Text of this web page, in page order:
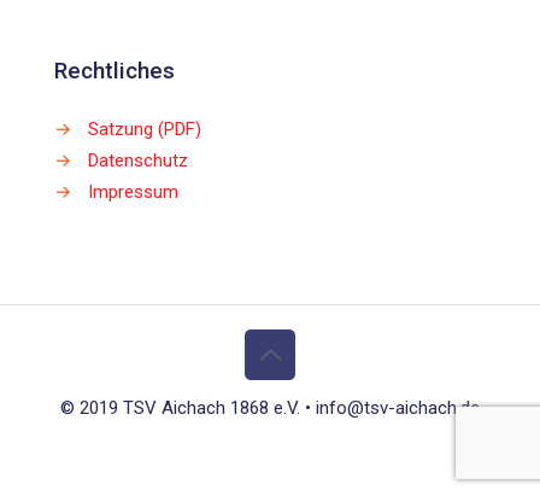
Rechtliches
→
Satzung (PDF)
→
Datenschutz
→
Impressum
© 2019 TSV Aichach 1868 e.V. • info@tsv-aichach.de